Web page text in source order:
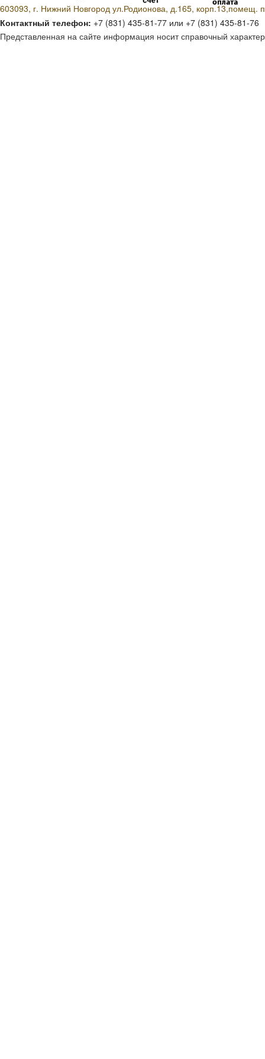
603093, г. Нижний Новгород ул.Родионова, д.165, корп.13,помещ.
Контактный телефон: +7 (831) 435-81-77 или +7 (831) 435-81-76
Представленная на сайте информация носит справочный